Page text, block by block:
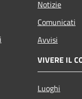
Notizie
Comunicati
Avvisi
VIVERE IL
Luoghi